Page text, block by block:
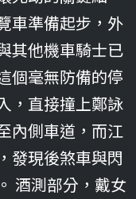
車準備起步，外
其他機車騎士已
個毫無防備的停
，直接撞上鄭詠
內側車道，而江
發現後煞車與閃
酒測部分，戴女